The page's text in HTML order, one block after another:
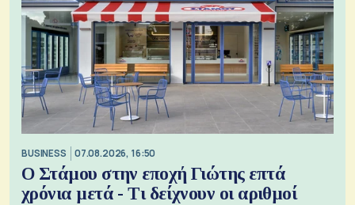
BUSINESS 07.08.2026, 16:50
Ο Στάμου στην εποχή Γιώτης επτά
χρόνια μετά - Τι δείχνουν οι αριθμοί